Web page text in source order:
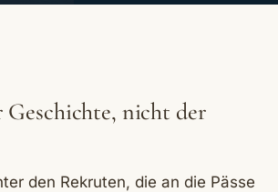
nicht der
den Rekruten, die an die Pässe